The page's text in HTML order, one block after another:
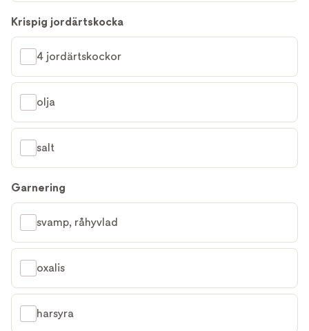
Krispig jordärtskocka
4 jordärtskockor
olja
salt
Garnering
svamp, råhyvlad
oxalis
harsyra